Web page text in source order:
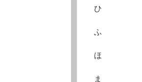
ひ
ふ
ほ
ま